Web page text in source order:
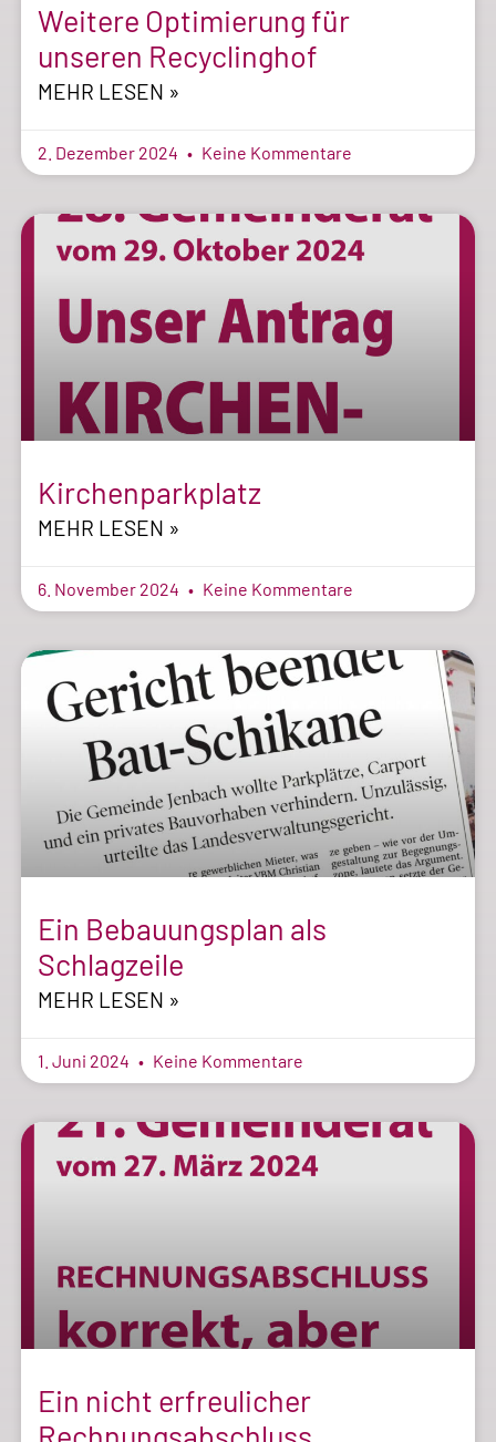
Weitere Optimierung für
unseren Recyclinghof
MEHR LESEN »
2. Dezember 2024 Keine Kommentare
Kirchenparkplatz
MEHR LESEN »
6. November 2024 Keine Kommentare
Ein Bebauungsplan als
Schlagzeile
MEHR LESEN »
1. Juni 2024 Keine Kommentare
Ein nicht erfreulicher